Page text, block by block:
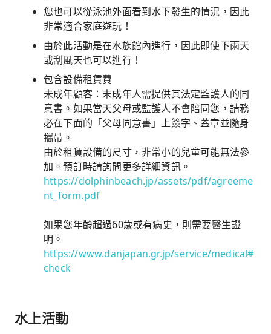
您也可以從泳池外面看到水下發生的情況，因此
非常適合家庭遊玩！
由於此活動是在水族館內進行，因此即使下雨天
或刮風天也可以進行！
包含設備租賃費
未成年顧客：未成年人需提供其法定監護人的同
意書。如果當天父母或監護人不會陪同您，請務
必在下面的「父母同意書」上簽字、蓋章並隨身
攜帶。
由於租賃設備的尺寸，非常小的兒童可能無法參
加。預訂時請詢問更多詳細資訊。
https://dolphinbeach.jp/assets/pdf/agreeme
nt_form.pdf
如果您年齡超過60歲或有病史，則需要醫生證
明。
https://www.danjapan.gr.jp/service/medical#
check
水上活動